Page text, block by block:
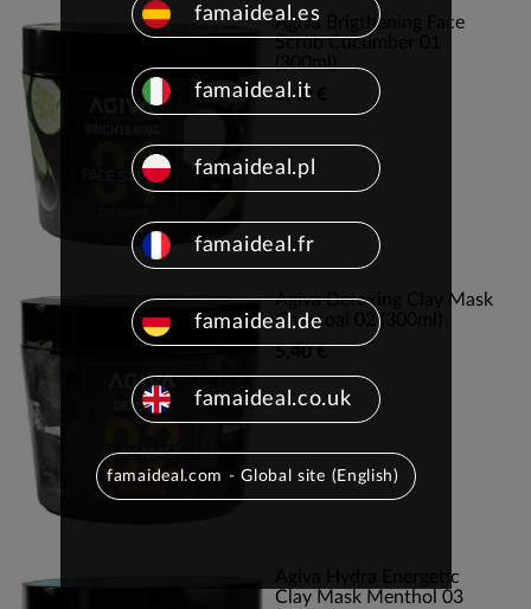
Agiva Brigthening Face
Scrub Cucumber 01
5,40 €
Agiva Detoxing Clay Mask
Charcoal 02 (300ml)
5,40 €
Agiva Hydra Energetic
Clay Mask Menthol 03
famaideal.es
famaideal.it
famaideal.pl
famaideal.fr
famaideal.de
famaideal.co.uk
famaideal.com - Global site (English)